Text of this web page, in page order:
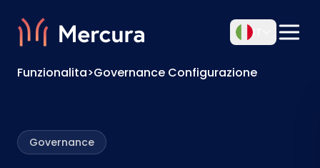
Funzionalita>Governance Configurazione
Governance